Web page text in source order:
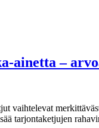
ainetta –
vaihtelevat
tarjontaketjujen